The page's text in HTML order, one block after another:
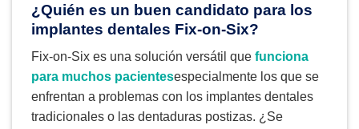
¿Quién es un buen candidato para los
implantes dentales Fix-on-Six?
Fix-on-Six es una solución versátil que funciona
para muchos pacientesespecialmente los que se
enfrentan a problemas con los implantes dentales
tradicionales o las dentaduras postizas. ¿Se